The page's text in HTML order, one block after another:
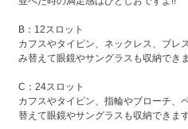
B：12スロット
カフスやタイピン、ネックレス、ブレ
み替えて眼鏡やサングラスも収納できま
C：24スロット
カフスやタイピン、指輪やブローチ、
替えて眼鏡やサングラスも収納できます